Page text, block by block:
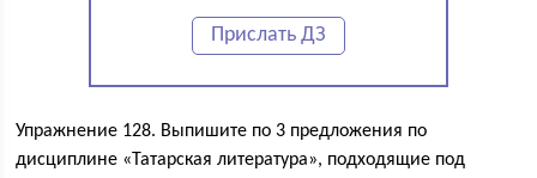
Прислать ДЗ
Упражнение 128. Выпишите по 3 предложения по
дисциплине «Татарская литература», подходящие под